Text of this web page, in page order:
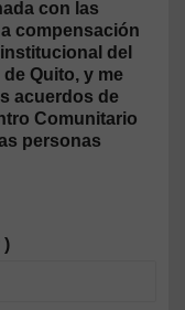
con las
compensación
del
Quito, y me
acuerdos de
Comunitario
personas
)